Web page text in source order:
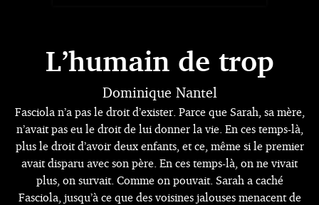
L’humain de trop
Dominique Nantel
Fasciola n’a pas le droit d’exister. Parce que Sarah, sa mère,
n’avait pas eu le droit de lui donner la vie. En ces temps-là,
plus le droit d’avoir deux enfants, et ce, même si le premier
avait disparu avec son père. En ces temps-là, on ne vivait
plus, on survait. Comme on pouvait. Sarah a caché
Fasciola, jusqu’à ce que des voisines jalouses menacent de